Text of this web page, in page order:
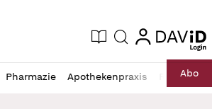
Zeitung
Aktuelle Ausgabe
Suche login
login
Pharmazie Apothekenpraxis RechtAbo